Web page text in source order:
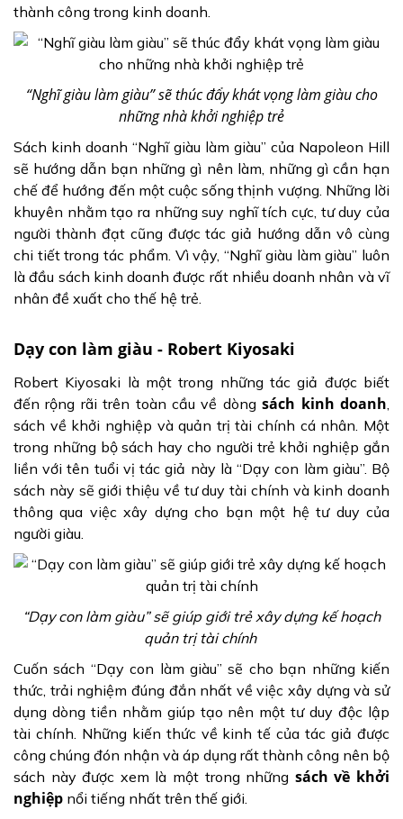
thành công trong kinh doanh.
“Nghĩ giàu làm giàu” sẽ thúc đẩy khát vọng làm giàu cho
những nhà khởi nghiệp trẻ
Sách kinh doanh “Nghĩ giàu làm giàu” của Napoleon Hill
sẽ hướng dẫn bạn những gì nên làm, những gì cần hạn
chế để hướng đến một cuộc sống thịnh vượng. Những lời
khuyên nhằm tạo ra những suy nghĩ tích cực, tư duy của
người thành đạt cũng được tác giả hướng dẫn vô cùng
chi tiết trong tác phẩm. Vì vậy, “Nghĩ giàu làm giàu” luôn
là đầu sách kinh doanh được rất nhiều doanh nhân và vĩ
nhân đề xuất cho thế hệ trẻ.
Dạy con làm giàu - Robert Kiyosaki
Robert Kiyosaki là một trong những tác giả được biết
đến rộng rãi trên toàn cầu về dòngsách kinh doanh,
sách về khởi nghiệp và quản trị tài chính cá nhân. Một
trong những bộ sách hay cho người trẻ khởi nghiệp gắn
liền với tên tuổi vị tác giả này là “Dạy con làm giàu”. Bộ
sách này sẽ giới thiệu về tư duy tài chính và kinh doanh
thông qua việc xây dựng cho bạn một hệ tư duy của
người giàu.
“Dạy con làm giàu” sẽ giúp giới trẻ xây dựng kế hoạch
quản trị tài chính
Cuốn sách “Dạy con làm giàu” sẽ cho bạn những kiến
thức, trải nghiệm đúng đắn nhất về việc xây dựng và sử
dụng dòng tiền nhằm giúp tạo nên một tư duy độc lập
tài chính. Những kiến thức về kinh tế của tác giả được
công chúng đón nhận và áp dụng rất thành công nên bộ
sách này được xem là một trong những sách về khởi
nghiệp nổi tiếng nhất trên thế giới.